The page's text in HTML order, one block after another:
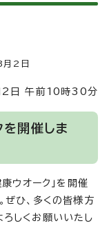
2日
2日 午前10時30分
を開催しま
ウオーク」を開催
ぜひ、多くの皆様方
しくお願いいたし